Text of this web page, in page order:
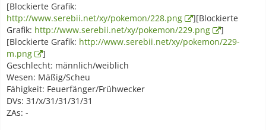
[Blockierte Grafik:
http://www.serebii.net/xy/pokemon/228.png
][Blockierte
Grafik: http://www.serebii.net/xy/pokemon/229.png
]
[Blockierte Grafik: http://www.serebii.net/xy/pokemon/229-
m.png
]
Geschlecht: männlich/weiblich
Wesen: Mäßig/Scheu
Fähigkeit: Feuerfänger/Frühwecker
DVs: 31/x/31/31/31/31
ZAs: -